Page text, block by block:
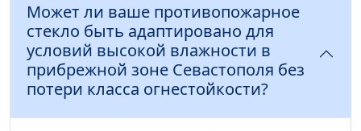
Может ли ваше противопожарное
стекло быть адаптировано для
условий высокой влажности в
прибрежной зоне Севастополя без
потери класса огнестойкости?